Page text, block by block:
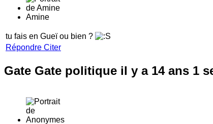
Amine
tu fais en Gueï ou bien ?
Répondre Citer
Gate Gate politique il y a 14 ans 1